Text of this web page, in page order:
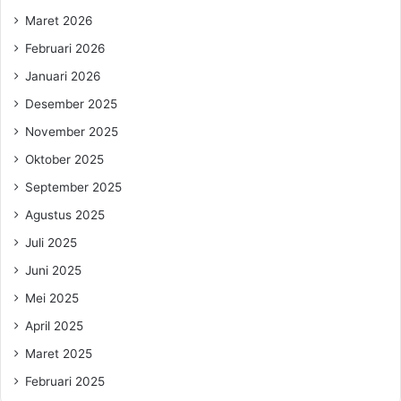
Maret 2026
Februari 2026
Januari 2026
Desember 2025
November 2025
Oktober 2025
September 2025
Agustus 2025
Juli 2025
Juni 2025
Mei 2025
April 2025
Maret 2025
Februari 2025